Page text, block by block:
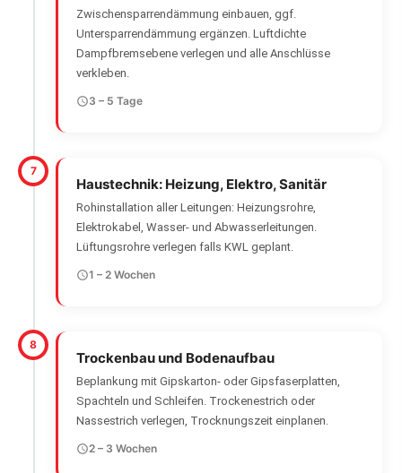
Zwischensparrendämmung einbauen, ggf.
Untersparrendämmung ergänzen. Luftdichte
Dampfbremsebene verlegen und alle Anschlüsse
verkleben.
3 – 5 Tage
7
Haustechnik: Heizung, Elektro, Sanitär
Rohinstallation aller Leitungen: Heizungsrohre,
Elektrokabel, Wasser- und Abwasserleitungen.
Lüftungsrohre verlegen falls KWL geplant.
1 – 2 Wochen
8
Trockenbau und Bodenaufbau
Beplankung mit Gipskarton- oder Gipsfaserplatten,
Spachteln und Schleifen. Trockenestrich oder
Nassestrich verlegen, Trocknungszeit einplanen.
2 – 3 Wochen